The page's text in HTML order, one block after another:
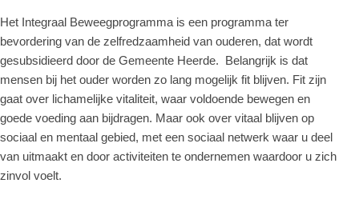
Het Integraal Beweegprogramma is een programma ter
bevordering van de zelfredzaamheid van ouderen, dat wordt
gesubsidieerd door de Gemeente Heerde. Belangrijk is dat
mensen bij het ouder worden zo lang mogelijk fit blijven. Fit zijn
gaat over lichamelijke vitaliteit, waar voldoende bewegen en
goede voeding aan bijdragen. Maar ook over vitaal blijven op
sociaal en mentaal gebied, met een sociaal netwerk waar u deel
van uitmaakt en door activiteiten te ondernemen waardoor u zich
zinvol voelt.